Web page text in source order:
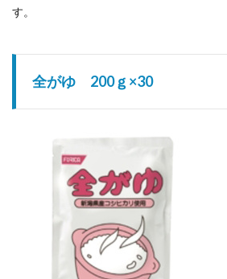
す。
全がゆ 200ｇ×30